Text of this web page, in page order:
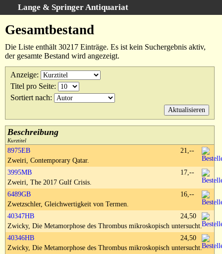
Lange & Springer Antiquariat
Erweiterte Suche
Kategorien
Schlagwörter
Gesamtbestand
Ankauf
AGB
Widerruf
Datenschutz
Impressum
Gesamtbestand
Die Liste enthält 30217 Einträge. Es ist kein Suchergebnis aktiv,
der gesamte Bestand wird angezeigt.
Anzeige:
Titel pro Seite:
Sortiert nach:
Beschreibung
Kurztitel
8975EB
Zweiri, Contemporary Qatar.
21,--
3995MB
Zweiri, The 2017 Gulf Crisis.
17,--
6489GB
Zwetzschler, Gleichwertigkeit von Termen.
16,--
40347HB
Zwicky, Die Metamorphose des Thrombus mikroskopisch untersucht.
24,50
40346HB
Zwicky, Die Metamorphose des Thrombus mikroskopisch untersucht.
24,50